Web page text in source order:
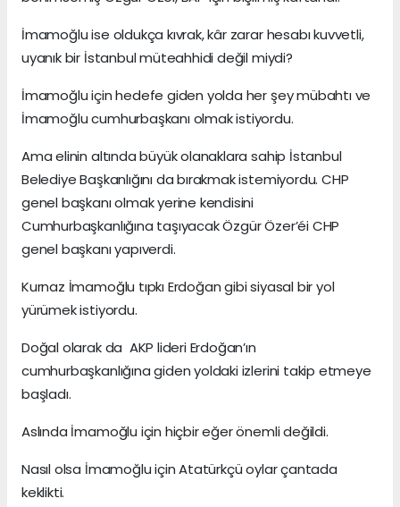
İmamoğlu ise oldukça kıvrak, kâr zarar hesabı kuvvetli,
uyanık bir İstanbul müteahhidi değil miydi?
İmamoğlu için hedefe giden yolda her şey mübahtı ve
İmamoğlu cumhurbaşkanı olmak istiyordu.
Ama elinin altında büyük olanaklara sahip İstanbul
Belediye Başkanlığını da bırakmak istemiyordu. CHP
genel başkanı olmak yerine kendisini
Cumhurbaşkanlığına taşıyacak Özgür Özer’éi CHP
genel başkanı yapıverdi.
Kurnaz İmamoğlu tıpkı Erdoğan gibi siyasal bir yol
yürümek istiyordu.
Doğal olarak da AKP lideri Erdoğan’ın
cumhurbaşkanlığına giden yoldaki izlerini takip etmeye
başladı.
Aslında İmamoğlu için hiçbir eğer önemli değildi.
Nasıl olsa İmamoğlu için Atatürkçü oylar çantada
keklikti.